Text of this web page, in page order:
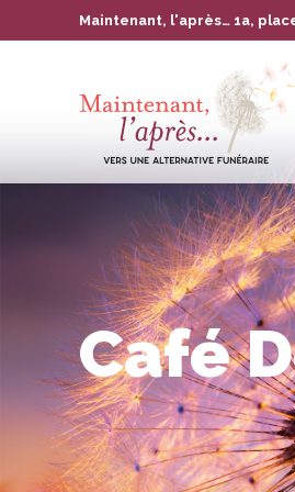
Maintenant, l'après… 1a,
Café
LES RDV